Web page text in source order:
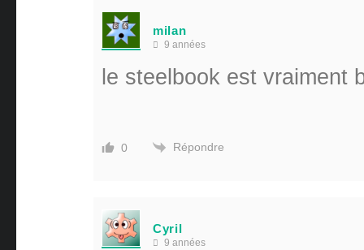
milan
9 années
le steelbook est vraiment
0 Répondre
Cyril
9 années